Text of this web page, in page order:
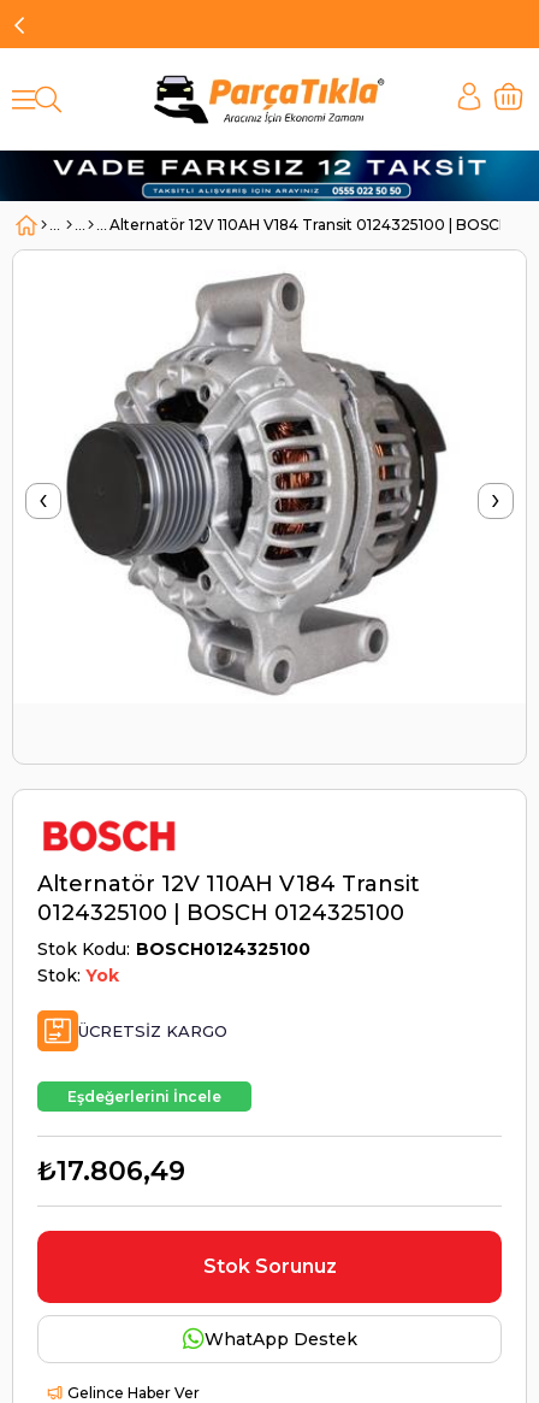
Alternatör 12V 110AH V184 Transit 0124325100 | BOSCH
‹ ›
Alternatör 12V 110AH V184 Transit
0124325100 | BOSCH 0124325100
Stok Kodu BOSCH0124325100
Stok: Yok
ÜCRETSIZ KARGO
Eşdeğerlerini İncele
₺17.806,49
Stok Sorunuz
WhatApp Destek
Gelince Haber Ver